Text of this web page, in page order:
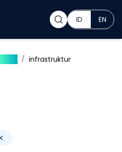
ID EN
/ infrastruktur